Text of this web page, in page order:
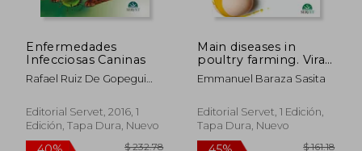
45%
$ 37.27
45%
dcto.
Enfermedades
Infecciosas Caninas
Rafael Ruiz De Gopegui
Editorial Servet, 2016, 1
Edición, Tapa Dura, Nuevo
Main diseases in
poultry farming. Viral
infections
Emmanuel Baraza Sasita
Editorial Servet, 1 Edición,
Tapa Dura, Nuevo